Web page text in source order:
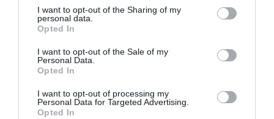
not limited to your visit or usage behaviour. You may click to
grant or deny consent to Google and its third-party tags to
use your data for below specified purposes in below Google
consent section.
I want to opt-out of the Sharing of my
personal data.
Opted In
I want to opt-out of the Sale of my
Personal Data.
Opted In
I want to opt-out of processing my
Personal Data for Targeted Advertising.
Opted In
ΨΥΧΟΛΟΓΙΑ
Ε.Ε: Εκστρατεία κατά του άγχους στους
Εκστρατεία κατά του άγχους στους χώρους εργασίας
σχεδιάζει η Κομισιόν έπειτα από μελέτες που δείχνουν ότι